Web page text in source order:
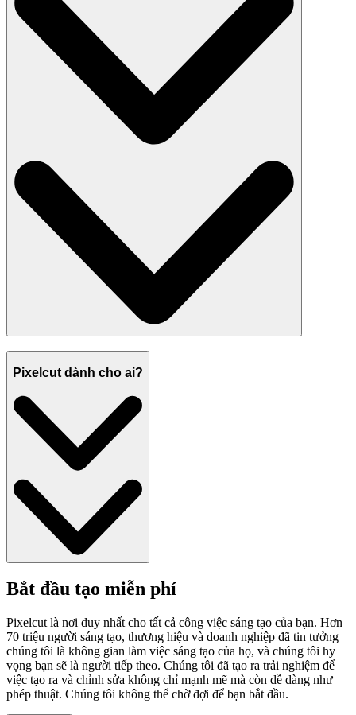
Pixelcut dành cho ai?
Bắt đầu tạo miễn phí
Pixelcut là nơi duy nhất cho tất cả công việc sáng tạo của bạn. Hơn
70 triệu người sáng tạo, thương hiệu và doanh nghiệp đã tin tưởng
chúng tôi là không gian làm việc sáng tạo của họ, và chúng tôi hy
vọng bạn sẽ là người tiếp theo. Chúng tôi đã tạo ra trải nghiệm để
việc tạo ra và chỉnh sửa không chỉ mạnh mẽ mà còn dễ dàng như
phép thuật. Chúng tôi không thể chờ đợi để bạn bắt đầu.